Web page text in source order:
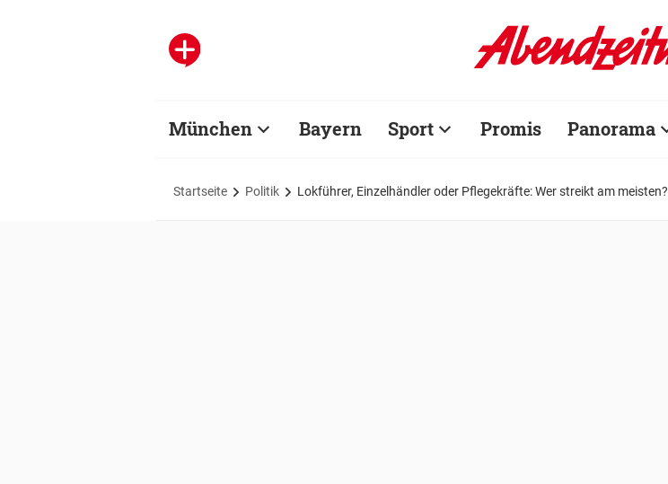
München Bayern Sport Promis Panorama
Startseite Politik Lokführer, Einzelhändler oder Pflegekräfte: Wer streikt am meisten?